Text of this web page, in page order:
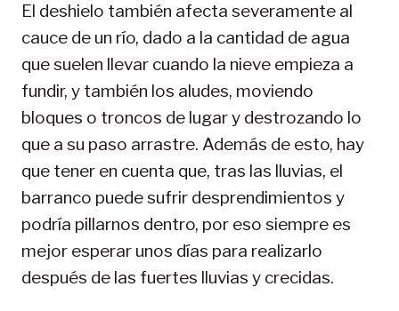
El deshielo también afecta severamente al
cauce de un río, dado a la cantidad de agua
que suelen llevar cuando la nieve empieza a
fundir, y también los aludes, moviendo
bloques o troncos de lugar y destrozando lo
que a su paso arrastre. Además de esto, hay
que tener en cuenta que, tras las lluvias, el
barranco puede sufrir desprendimientos y
podría pillarnos dentro, por eso siempre es
mejor esperar unos días para realizarlo
después de las fuertes lluvias y crecidas.